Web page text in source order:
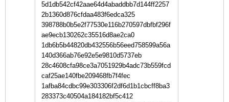
5d1db542cf42aae64d4abaddbb7d144ff2257
2b1360d876cfdaa483f6edca325
398788b0b5e2f77530e116b270597dbfbf296f
ae9ecb130262c35516d8ae2ca0
1db6b5b44820db432556b56eed758599a56a
140d366ab76e92e5e9810d5737eb
28c4608cfa98ce3a7051929b4adc73b559fcd
caf25ae140fbe209468fb7f4fec
1afba84cdbc99e303306f2df6d1b1cbcff8ba3
283373c40504a184182bf5c412